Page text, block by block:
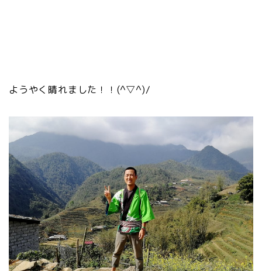
ようやく晴れました！！(^▽^)/